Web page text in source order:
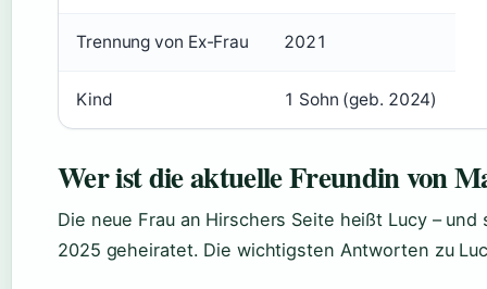
Trennung von Ex-Frau 2021
Kind 1 Sohn (geb. 2024)
Wer ist die aktuelle Freundin von
Die neue Frau an Hirschers Seite heißt Lucy –
2025 geheiratet. Die wichtigsten Antworten zu